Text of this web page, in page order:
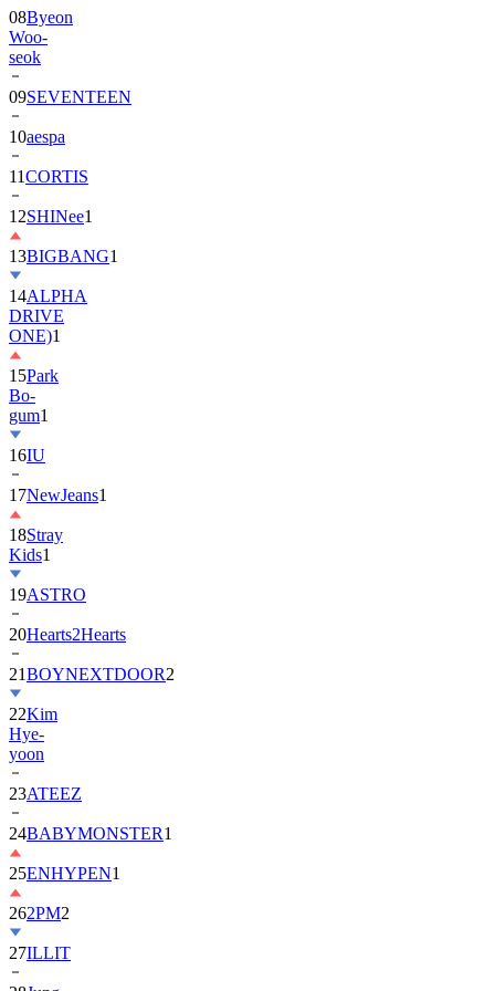
08Byeon
Woo-
seok
09SEVENTEEN
10aespa
11CORTIS
12SHINee1
13BIGBANG1
14ALPHA
DRIVE
ONE)1
15Park
Bo-
gum1
16IU
17NewJeans1
18Stray
Kids1
19ASTRO
20Hearts2Hearts
21BOYNEXTDOOR2
22Kim
Hye-
yoon
23ATEEZ
24BABYMONSTER1
25ENHYPEN1
262PM2
27ILLIT